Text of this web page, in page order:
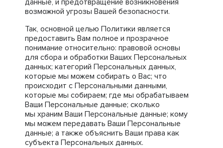
данные, и предотвращение возникновения
возможной угрозы Вашей безопасности.
Так, основной целью Политики является
предоставить Вам полное и прозрачное
понимание относительно: правовой основы
для сбора и обработки Ваших Персональных
данных; категорий Персональных данных,
которые мы можем собирать о Вас; что
происходит с Персональными данными,
которые мы собираем; где мы обрабатываем
Ваши Персональные данные; сколько
мы храним Ваши Персональные данные; кому
мы можем передавать Ваши Персональные
данные; а также объяснить Ваши права как
субъекта Персональных данных.